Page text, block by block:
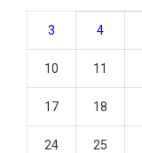
3 4
10 11
17 18
24 25